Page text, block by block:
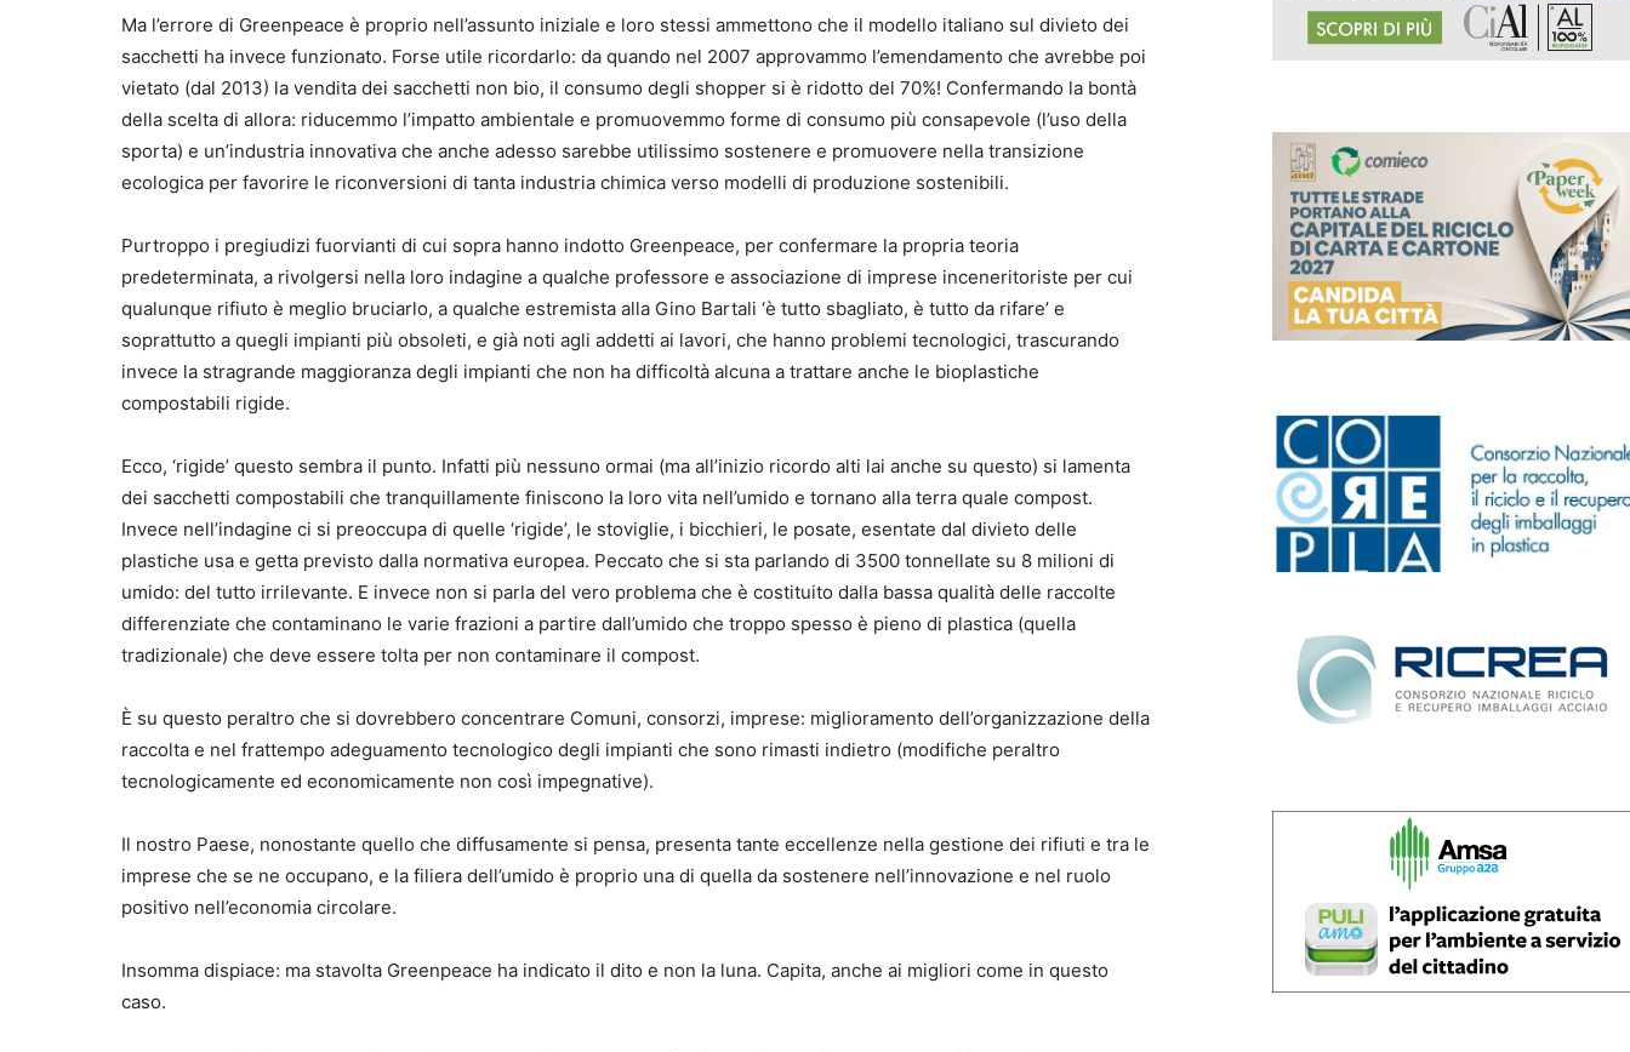
Ma l’errore di Greenpeace è proprio nell’assunto iniziale e loro stessi ammettono che il modello italiano sul divieto dei
sacchetti ha invece funzionato. Forse utile ricordarlo: da quando nel 2007 approvammo l’emendamento che avrebbe poi
vietato (dal 2013) la vendita dei sacchetti non bio, il consumo degli shopper si è ridotto del 70%! Confermando la bontà
della scelta di allora: riducemmo l’impatto ambientale e promuovemmo forme di consumo più consapevole (l’uso della
sporta) e un’industria innovativa che anche adesso sarebbe utilissimo sostenere e promuovere nella transizione
ecologica per favorire le riconversioni di tanta industria chimica verso modelli di produzione sostenibili.
Purtroppo i pregiudizi fuorvianti di cui sopra hanno indotto Greenpeace, per confermare la propria teoria
predeterminata, a rivolgersi nella loro indagine a qualche professore e associazione di imprese inceneritoriste per cui
qualunque rifiuto è meglio bruciarlo, a qualche estremista alla Gino Bartali ‘è tutto sbagliato, è tutto da rifare’ e
soprattutto a quegli impianti più obsoleti, e già noti agli addetti ai lavori, che hanno problemi tecnologici, trascurando
invece la stragrande maggioranza degli impianti che non ha difficoltà alcuna a trattare anche le bioplastiche
compostabili rigide.
Ecco, ‘rigide’ questo sembra il punto. Infatti più nessuno ormai (ma all’inizio ricordo alti lai anche su questo) si lamenta
dei sacchetti compostabili che tranquillamente finiscono la loro vita nell’umido e tornano alla terra quale compost.
Invece nell’indagine ci si preoccupa di quelle ‘rigide’, le stoviglie, i bicchieri, le posate, esentate dal divieto delle
plastiche usa e getta previsto dalla normativa europea. Peccato che si sta parlando di 3500 tonnellate su 8 milioni di
umido: del tutto irrilevante. E invece non si parla del vero problema che è costituito dalla bassa qualità delle raccolte
differenziate che contaminano le varie frazioni a partire dall’umido che troppo spesso è pieno di plastica (quella
tradizionale) che deve essere tolta per non contaminare il compost.
È su questo peraltro che si dovrebbero concentrare Comuni, consorzi, imprese: miglioramento dell’organizzazione della
raccolta e nel frattempo adeguamento tecnologico degli impianti che sono rimasti indietro (modifiche peraltro
tecnologicamente ed economicamente non così impegnative).
Il nostro Paese, nonostante quello che diffusamente si pensa, presenta tante eccellenze nella gestione dei rifiuti e tra le
imprese che se ne occupano, e la filiera dell’umido è proprio una di quella da sostenere nell’innovazione e nel ruolo
positivo nell’economia circolare.
Insomma dispiace: ma stavolta Greenpeace ha indicato il dito e non la luna. Capita, anche ai migliori come in questo
caso.